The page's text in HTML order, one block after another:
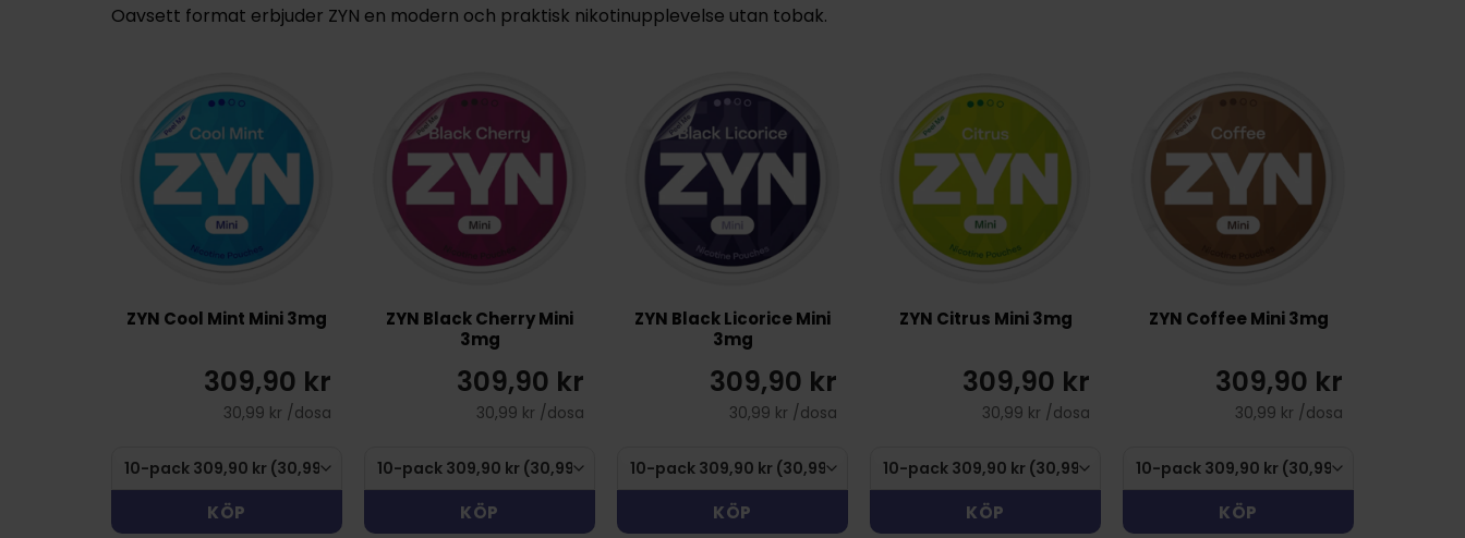
Oavsett format erbjuder ZYN en modern och praktisk nikotinupplevelse utan tobak.
ZYN Cool Mint Mini 3mg
309,90 kr
30,99 kr /dosa
KÖP
ZYN Black Cherry Mini
3mg
309,90 kr
30,99 kr /dosa
KÖP
ZYN Black Licorice Mini
3mg
309,90 kr
30,99 kr /dosa
KÖP
ZYN Citrus Mini 3mg
309,90 kr
30,99 kr /dosa
KÖP
ZYN Coffee Mini 3mg
309,90 kr
30,99 kr /dosa
KÖP